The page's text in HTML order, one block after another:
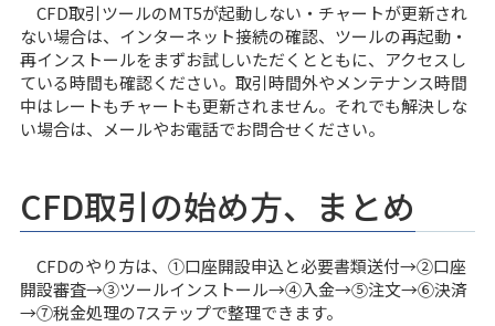
CFD取引ツールのMT5が起動しない・チャートが更新され
ない場合は、インターネット接続の確認、ツールの再起動・
再インストールをまずお試しいただくとともに、アクセスし
ている時間も確認ください。取引時間外やメンテナンス時間
中はレートもチャートも更新されません。それでも解決しな
い場合は、メールやお電話でお問合せください。
CFD取引の始め方、まとめ
CFDのやり方は、①口座開設申込と必要書類送付→②口座
開設審査→③ツールインストール→④入金→⑤注文→⑥決済
→⑦税金処理の7ステップで整理できます。